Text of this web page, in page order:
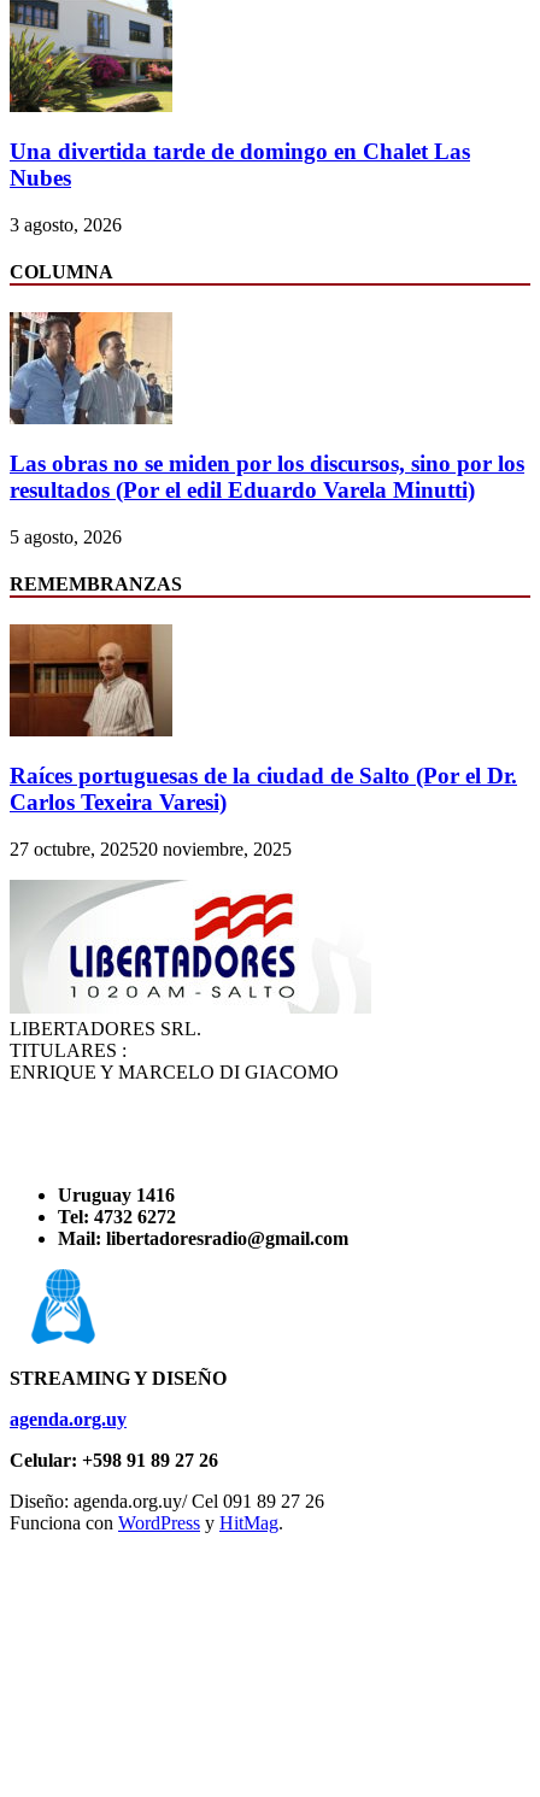
Una divertida tarde de domingo en Chalet Las
Nubes
3 agosto, 2026
COLUMNA
Las obras no se miden por los discursos, sino por los
resultados (Por el edil Eduardo Varela Minutti)
5 agosto, 2026
REMEMBRANZAS
Raíces portuguesas de la ciudad de Salto (Por el Dr.
Carlos Texeira Varesi)
27 octubre, 202520 noviembre, 2025
LIBERTADORES SRL.
TITULARES :
ENRIQUE Y MARCELO DI GIACOMO
Uruguay 1416
Tel: 4732 6272
Mail: libertadoresradio@gmail.com
STREAMING Y DISEÑO
agenda.org.uy
Celular: +598 91 89 27 26
Diseño: agenda.org.uy/ Cel 091 89 27 26
Funciona con WordPress y HitMag.